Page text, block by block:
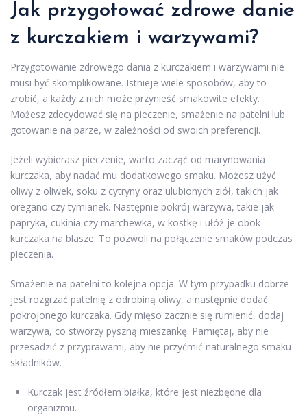
Jak przygotować zdrowe danie
z kurczakiem i warzywami?
Przygotowanie zdrowego dania z kurczakiem i warzywami nie
musi być skomplikowane. Istnieje wiele sposobów, aby to
zrobić, a każdy z nich może przynieść smakowite efekty.
Możesz zdecydować się na pieczenie, smażenie na patelni lub
gotowanie na parze, w zależności od swoich preferencji.
Jeżeli wybierasz pieczenie, warto zacząć od marynowania
kurczaka, aby nadać mu dodatkowego smaku. Możesz użyć
oliwy z oliwek, soku z cytryny oraz ulubionych ziół, takich jak
oregano czy tymianek. Następnie pokrój warzywa, takie jak
papryka, cukinia czy marchewka, w kostkę i ułóż je obok
kurczaka na blasze. To pozwoli na połączenie smaków podczas
pieczenia.
Smażenie na patelni to kolejna opcja. W tym przypadku dobrze
jest rozgrzać patelnię z odrobiną oliwy, a następnie dodać
pokrojonego kurczaka. Gdy mięso zacznie się rumienić, dodaj
warzywa, co stworzy pyszną mieszankę. Pamiętaj, aby nie
przesadzić z przyprawami, aby nie przyćmić naturalnego smaku
składników.
Kurczak jest źródłem białka, które jest niezbędne dla
organizmu.